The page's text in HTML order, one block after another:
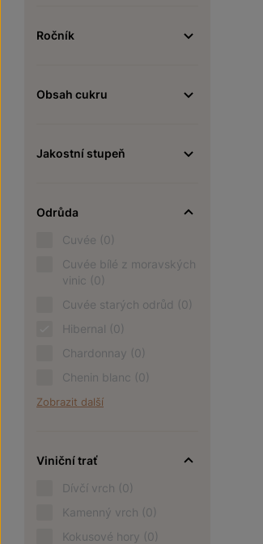
Ročník
Obsah cukru
Jakostní stupeň
Odrůda
Cuvée (0)
Cuvée bílé z moravských
vinic (0)
Cuvée starých odrůd (0)
Hibernal (0)
Chardonnay (0)
Chenin blanc (0)
Zobrazit další
Viniční trať
Dívčí vrch (0)
Kamenný vrch (0)
Kokusové hory (0)